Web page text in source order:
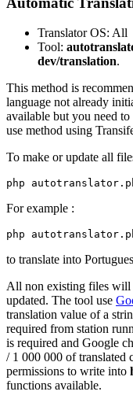
Translator OS: All
Tool:
dev/translation.
This method is
language not already
available but you need
use method using
To make or update all
For example :
to translate into
All non existing files will
updated. The tool use
translation value of a
required from station
is required and Google
/ 1 000 000 of translated
permissions to write into
functions available.